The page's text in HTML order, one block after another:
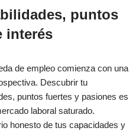
claros: Navegar hacia
Desbloquear la
que trascienden las
puntos
interés
de empleo comienza con una
Descubrir tu
puntos fuertes y pasiones es
laboral saturado.
honesto de tus capacidades y